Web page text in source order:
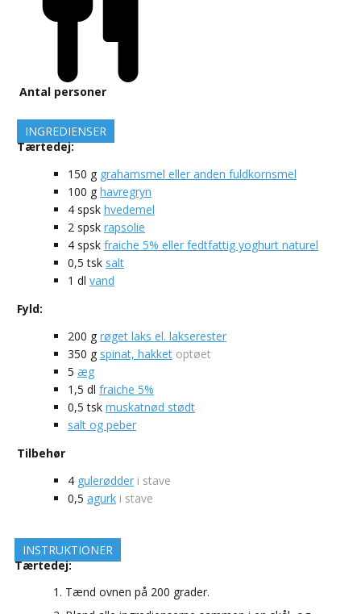
Antal personer
INGREDIENSER
Tærtedej:
150 g grahamsmel eller anden fuldkornsmel
100 g havregryn
4 spsk hvedemel
2 spsk rapsolie
4 spsk fraiche 5% eller fedtfattig yoghurt naturel
0,5 tsk salt
1 dl vand
Fyld:
200 g røget laks el. lakserester
350 g spinat, hakket optøet
5 æg
1,5 dl fraiche 5%
0,5tsk muskatnød stødt
salt og peber
Tilbehør
4 gulerødder i stave
0,5 agurk i stave
INSTRUKTIONER
Tærtedej:
Tænd ovnen på 200 grader.